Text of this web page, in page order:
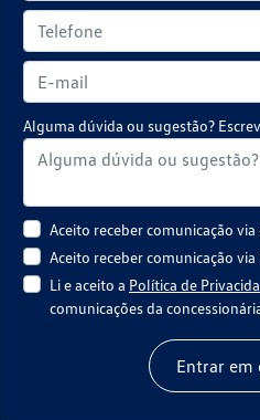
Alguma dúvida ou sugestão?
Aceito receber comunicação
Aceito receber comunicação via
Li e aceito a Política de
comunicações da
Entrar em